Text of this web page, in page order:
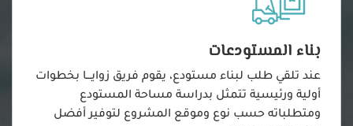
بناء المستودعات
عند تلقي طلب لبناء مستودع، يقوم فريق زوايـــا بخطوات
أولية ورئيسية تتمثل بدراسة مساحة المستودع
ومتطلباته حسب نوع وموقع المشروع لتوفير أفضل